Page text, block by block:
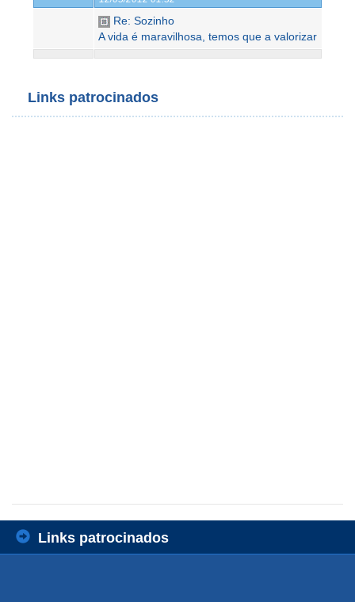
Re: Sozinho
A vida é maravilhosa, temos que a valorizar
Links patrocinados
Links patrocinados